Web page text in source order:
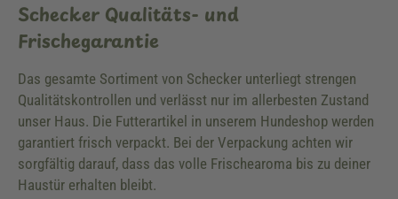
Schecker Qualitäts- und
Frischegarantie
Das gesamte Sortiment von Schecker unterliegt strengen
Qualitätskontrollen und verlässt nur im allerbesten Zustand
unser Haus. Die Futterartikel in unserem Hundeshop werden
garantiert frisch verpackt. Bei der Verpackung achten wir
sorgfältig darauf, dass das volle Frischearoma bis zu deiner
Haustür erhalten bleibt.